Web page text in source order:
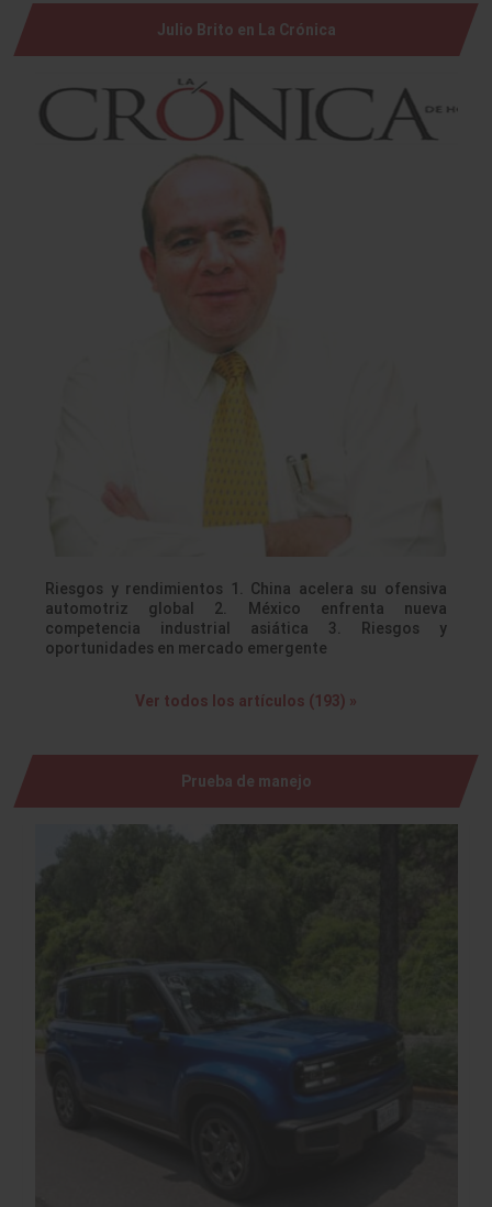
Julio Brito en La Crónica
Riesgos y rendimientos 1. China acelera su ofensiva
automotriz global 2. México enfrenta nueva
competencia industrial asiática 3. Riesgos y
oportunidades en mercado emergente
Ver todos los artículos (193) »
Prueba de manejo